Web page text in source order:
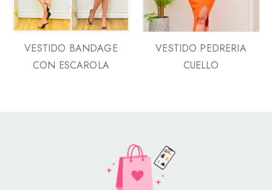
VESTIDO BANDAGE
CON ESCAROLA
VESTIDO PEDRERIA
CUELLO